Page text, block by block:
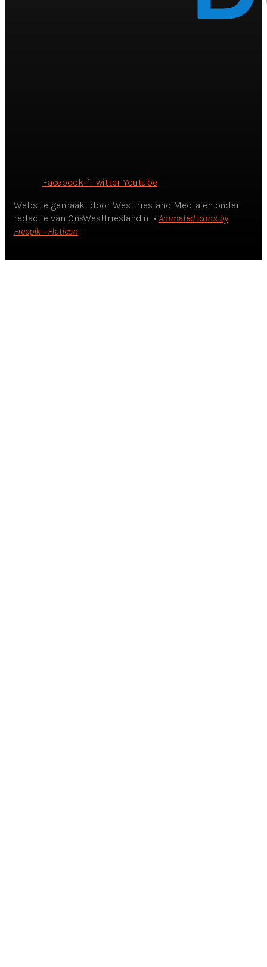
Facebook-f Twitter Youtube
Website gemaakt door Westfriesland Media en onder
redactie van OnsWestfriesland.nl • Animated icons by
Freepik – Flaticon